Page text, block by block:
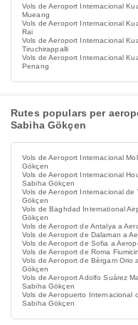
Vols de Aeroport Internacional
Mueang
Vols de Aeroport Internacional
Rai
Vols de Aeroport Internacional
Tiruchirappalli
Vols de Aeroport Internacional
Penang
Rutes populars per
Sabiha Gökçen
Vols de Aeroport Internacional
Gökçen
Vols de Aeroport Internacional
Sabiha Gökçen
Vols de Aeroport Internacional
Gökçen
Vols de Baghdad International
Gökçen
Vols de Aeroport de Antalya a
Vols de Aeroport de Dalaman a
Vols de Aeroport de Sofia a
Vols de Aeroport de Roma
Vols de Aeroport de Bèrgam Orio
Gökçen
Vols de Aeroport Adolfo Suárez
Sabiha Gökçen
Vols de Aeropuerto Internacional
Sabiha Gökçen